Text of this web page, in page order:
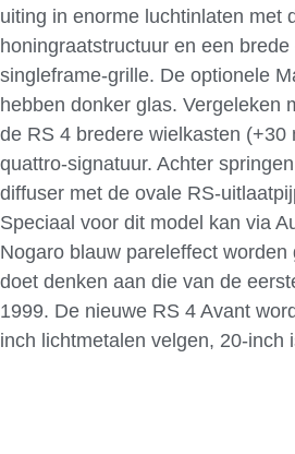
uiting in enorme luchtinlaten met
honingraatstructuur en een
singleframe-grille. De optionele
hebben donker glas. Vergeleken
de RS 4 bredere wielkasten (+30
quattro-signatuur. Achter
diffuser met de ovale RS-
Speciaal voor dit model kan via
Nogaro blauw pareleffect
doet denken aan die van de
1999. De nieuwe RS 4 Avant
inch lichtmetalen velgen, 20-inch